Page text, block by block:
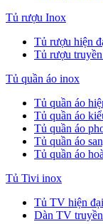
Tủ rượu Inox
Tủ rượu hiện
Tủ rượu
Tủ quần áo inox
Tủ quần áo
Tủ quần áo
Tủ quần áo
Tủ quần áo
Tủ quần áo
Tủ Tivi inox
Tủ TV hiện đại
Dàn TV